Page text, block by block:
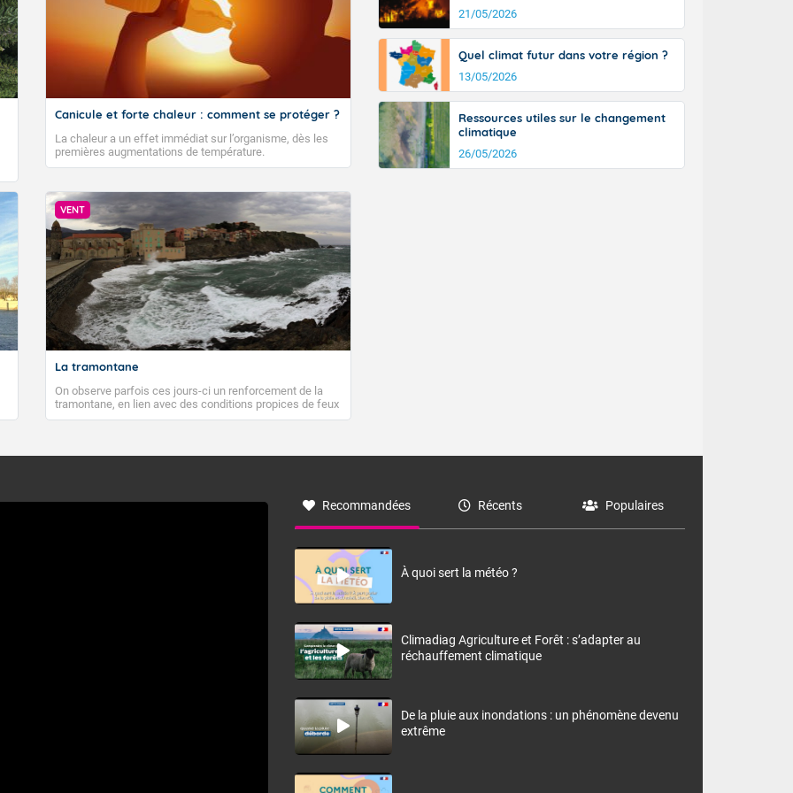
nocturnes sont plus fraiches, comptez 8 à 15 degrés en général, 14
le Sud-Ouest et tout de même 21 à 25 degrés sur le pourtour
et basse vallée du Rhône. L'après-midi, le mercure repart à la hausse, il fait
sur la moitié Nord, plus frais sur le littoral de la Manche, et souvent 30 à 35
sud, jusqu'à localement 35 à 39 degrés autour du bassin
Fermer
Canicule et forte chaleur : comment se protéger ?
La chaleur a un effet immédiat sur l’organisme, dès les
premières augmentations de température.
VENT
La tramontane
On observe parfois ces jours-ci un renforcement de la
tramontane, en lien avec des conditions propices de feux
de forêt. Mais qu'est-ce que la tramontane ? Quelles sont
à nord-ouest, dans un secteur qui part du Roussillon à la
monts, en allusion aux régions montagneuses d’où
21/05/2026
Quel climat futur dans votre région ?
13/05/2026
Ressources utiles sur le changement
climatique
26/05/2026
Recommandées Récents Populaires
À quoi sert la météo ?
Climadiag Agriculture et Forêt : s’adapter au
réchauffement climatique
De la pluie aux inondations : un phénomène devenu
extrême